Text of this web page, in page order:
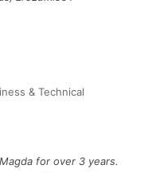
& Technical
for over 3 years.